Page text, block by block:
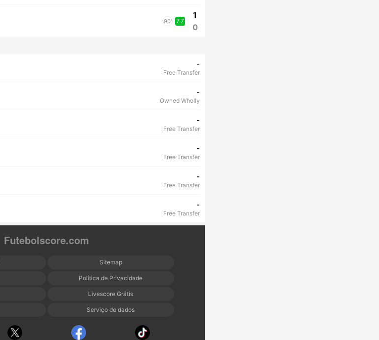
90' 7.7
1
0
-
Free Transfer
-
Owned Wholly
-
Free Transfer
-
Free Transfer
-
Free Transfer
-
Free Transfer
Futebolscore.com
Sitemap
Política de Privacidade
Livescore Grátis
Serviço de dados